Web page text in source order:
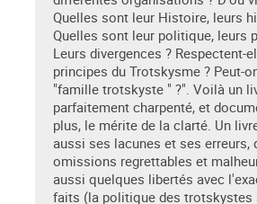
Quelles sont leur Histoire, leurs
Quelles sont leur politique, leurs
Leurs divergences ? Respectent-
principes du Trotskysme ? Peut-
"famille trotskyste " ?". Voilà un
parfaitement charpenté, et
plus, le mérite de la clarté. Un
aussi ses lacunes et ses erreurs,
omissions regrettables et
aussi quelques libertés avec
faits (la politique des trotskystes